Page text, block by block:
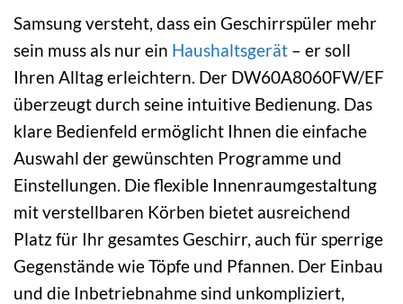
Samsung versteht, dass ein Geschirrspüler mehr
sein muss als nur ein Haushaltsgerät – er soll
Ihren Alltag erleichtern. Der DW60A8060FW/EF
überzeugt durch seine intuitive Bedienung. Das
klare Bedienfeld ermöglicht Ihnen die einfache
Auswahl der gewünschten Programme und
Einstellungen. Die flexible Innenraumgestaltung
mit verstellbaren Körben bietet ausreichend
Platz für Ihr gesamtes Geschirr, auch für sperrige
Gegenstände wie Töpfe und Pfannen. Der Einbau
und die Inbetriebnahme sind unkompliziert,